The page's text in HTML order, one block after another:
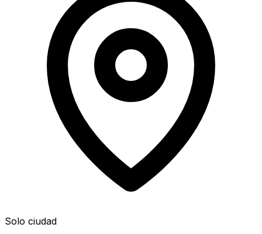
Solo ciudad